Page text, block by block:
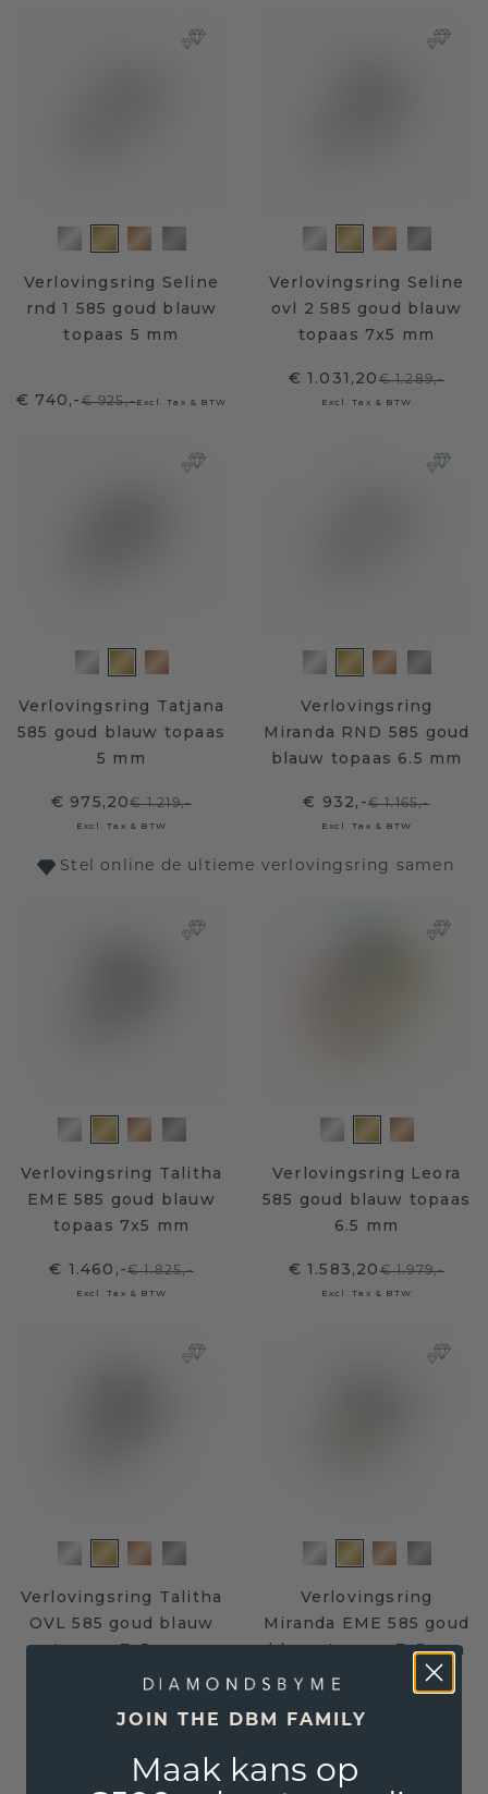
Verlovingsring Seline
rnd 1 585 goud blauw
topaas 5 mm
€ 740,-€ 925,-Excl. Tax & BTW
Verlovingsring Seline
ovl 2 585 goud blauw
topaas 7x5 mm
€ 1.031,20€ 1.289,-
Excl. Tax & BTW
Verlovingsring Tatjana
585 goud blauw topaas
5 mm
€ 975,20€ 1.219,-
Excl. Tax & BTW
Verlovingsring
Miranda RND 585 goud
blauw topaas 6.5 mm
€ 932,-€ 1.165,-
Excl. Tax & BTW
Stel online de ultieme verlovingsring samen
Verlovingsring Talitha
EME 585 goud blauw
topaas 7x5 mm
€ 1.460,-€ 1.825,-
Excl. Tax & BTW
Verlovingsring Leora
585 goud blauw topaas
6.5 mm
€ 1.583,20€ 1.979,-
Excl. Tax & BTW
Verlovingsring Talitha
OVL 585 goud blauw
topaas 7x5 mm
€ 1.689,-
Excl. Tax & BTW
Verlovingsring
Miranda EME 585 goud
blauw topaas 7x5 mm
€ 1.271,20 € 1.589,-
Excl. Tax & BTW
Gratis verzending en 30 dagen retourrecht
JOIN THE DBM FAMILY
Maak kans op